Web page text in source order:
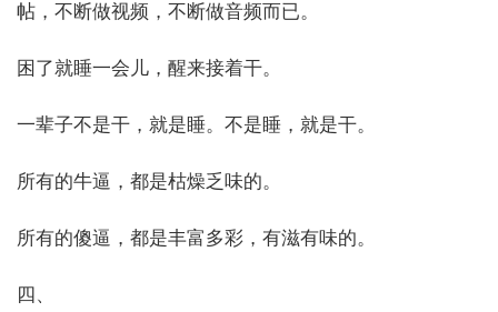
帖，不断做视频，不断做音频而已。
困了就睡一会儿，醒来接着干。
一辈子不是干，就是睡。不是睡，就是干。
所有的牛逼，都是枯燥乏味的。
所有的傻逼，都是丰富多彩，有滋有味的。
四、